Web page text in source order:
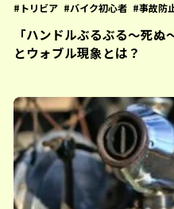
トリビア バイク初心者 事故防
「ハンドルぶるぶる〜死
とウォブル現象とは？